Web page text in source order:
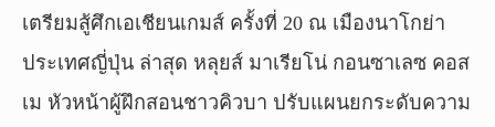
เตรียมสู้ศึกเอเชียนเกมส์ ครั้งที่ 20 ณ เมืองนาโกย่า
ประเทศญี่ปุ่น ล่าสุด หลุยส์ มาเรียโน่ กอนซาเลซ คอส
เม หัวหน้าผู้ฝึกสอนชาวคิวบา ปรับแผนยกระดับความ